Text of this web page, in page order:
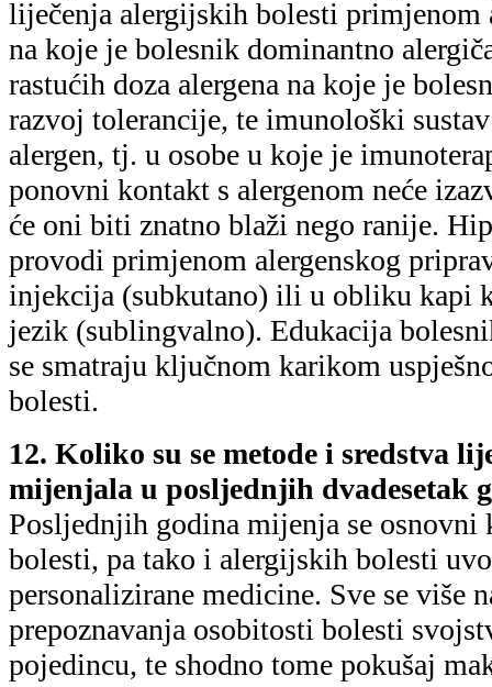
liječenja alergijskih bolesti primjenom
na koje je bolesnik dominantno
rastućih doza alergena na koje je
razvoj tolerancije, te imunološki
alergen, tj. u osobe u koje je
ponovni kontakt s alergenom neće
će oni biti znatno blaži nego ranije.
provodi primjenom alergenskog
injekcija (subkutano) ili u obliku kapi
jezik (sublingvalno). Edukacija
se smatraju ključnom karikom
bolesti.
12. Koliko su se metode i sredstva
mijenjala u posljednjih dvadesetak
Posljednjih godina mijenja se osnovni
bolesti, pa tako i alergijskih bolesti
personalizirane medicine. Sve se više
prepoznavanja osobitosti bolesti
pojedincu, te shodno tome pokušaj